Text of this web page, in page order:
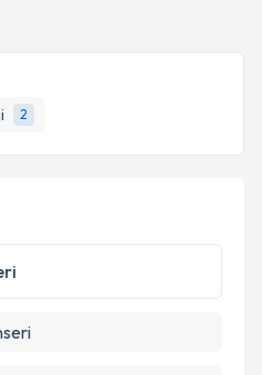
2
e-posta ile bilgilendireceğiz.
ilişkinAydınlatma
kişisel verilerimin belirtilen
kabul ediyorum.